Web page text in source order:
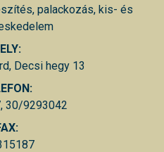
palackozás, kis- és
Decsi hegy 13
30/9293042